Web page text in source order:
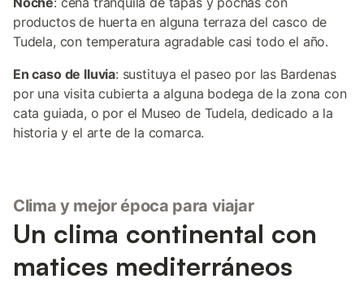
productos de huerta en alguna terraza del casco de
Tudela, con temperatura agradable casi todo el año.
En caso de lluvia: sustituya el paseo por las Bardenas
por una visita cubierta a alguna bodega de la zona con
cata guiada, o por el Museo de Tudela, dedicado a la
historia y el arte de la comarca.
Clima y mejor época para viajar
Un clima continental con
matices mediterráneos